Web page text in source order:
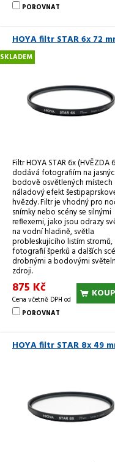
POROVNAT
HOYA filtr STAR 6x 72
SKLADEM
Filtr HOYA STAR 6x (HVĚZDA
dodává fotografiím na
bodově osvětlených místech
náladový efekt
hvězdy. Filtr je vhodný pro
snímky nebo scény se silnými
reflexemi, jako jsou odrazy
na vodní hladině, světla
probleskujícího listím stromů,
fotografií šperků a dalších
drobnými a bodovými
zdroji.
875 Kč
Cena včetně DPH od
POROVNAT
HOYA filtr STAR 8x 49